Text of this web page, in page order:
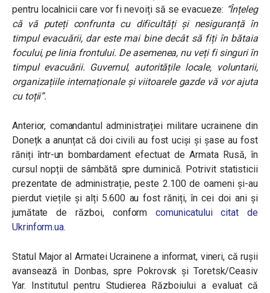
pentru localnicii care vor fi nevoiți să se evacueze: “Înțeleg
că vă puteți confrunta cu dificultăți și nesiguranță în
timpul evacuării, dar este mai bine decât să fiți în bătaia
focului, pe linia frontului. De asemenea, nu veți fi singuri în
timpul evacuării. Guvernul, autoritățile locale, voluntarii,
organizațiile internaționale și viitoarele gazde vă vor ajuta
cu toții”.
Anterior, comandantul administrației militare ucrainene din
Donețk a anunțat că doi civili au fost uciși și șase au fost
răniți într-un bombardament efectuat de Armata Rusă, în
cursul nopții de sâmbătă spre duminică. Potrivit statisticii
prezentate de administrație, peste 2.100 de oameni și-au
pierdut viețile și alți 5.600 au fost răniți, în cei doi ani și
jumătate de război, conformcomunicatului citat de
Ukrinform.ua.
Statul Major al Armatei Ucrainene a informat, vineri, că rușii
avansează în Donbas, spre Pokrovsk și Toretsk/Ceasiv
Yar. Institutul pentru Studierea Războiului a evaluat că